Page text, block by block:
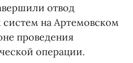
отвод
на Артемовском
проведения
операции.